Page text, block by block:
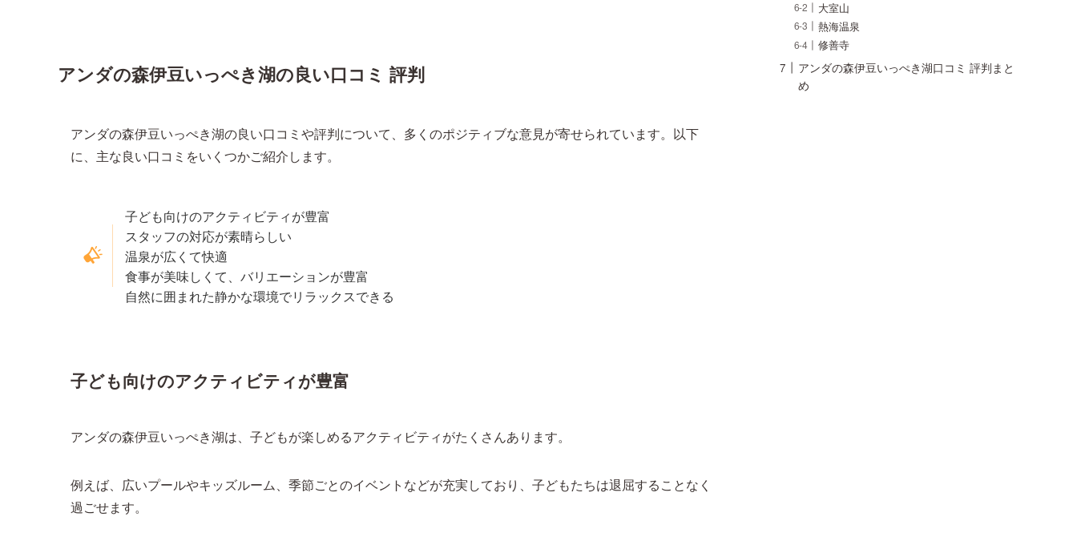
アンダの森伊豆いっぺき湖の良い口コミ 評判
アンダの森伊豆いっぺき湖の良い口コミや評判について、多くのポジティブな意見が寄せられています。以下
に、主な良い口コミをいくつかご紹介します。
子ども向けのアクティビティが豊富
スタッフの対応が素晴らしい
温泉が広くて快適
食事が美味しくて、バリエーションが豊富
自然に囲まれた静かな環境でリラックスできる
子ども向けのアクティビティが豊富
アンダの森伊豆いっぺき湖は、子どもが楽しめるアクティビティがたくさんあります。
例えば、広いプールやキッズルーム、季節ごとのイベントなどが充実しており、子どもたちは退屈することなく
過ごせます。
大室山
熱海温泉
修善寺
アンダの森伊豆いっぺき湖口コミ 評判まと
め